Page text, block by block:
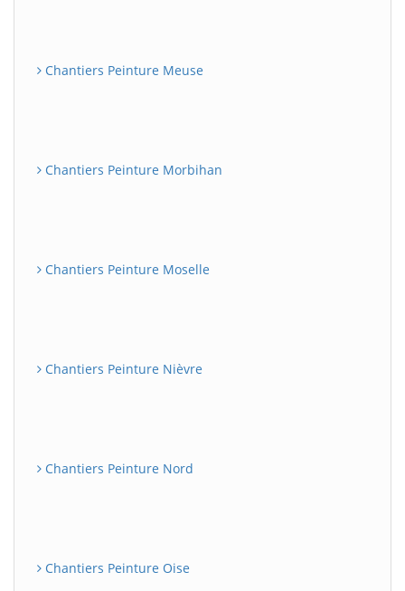
Chantiers Peinture Meuse
Chantiers Peinture Morbihan
Chantiers Peinture Moselle
Chantiers Peinture Nièvre
Chantiers Peinture Nord
Chantiers Peinture Oise